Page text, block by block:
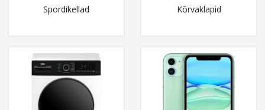
Spordikellad Kõrvaklapid